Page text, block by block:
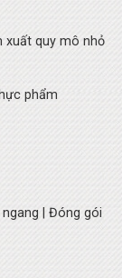
xuất quy mô nhỏ
phẩm
| Đóng gói